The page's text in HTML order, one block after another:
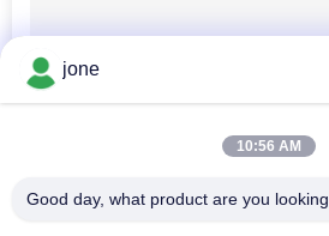
metro
ORP
jone
10:56 AM
Good day, what product are you